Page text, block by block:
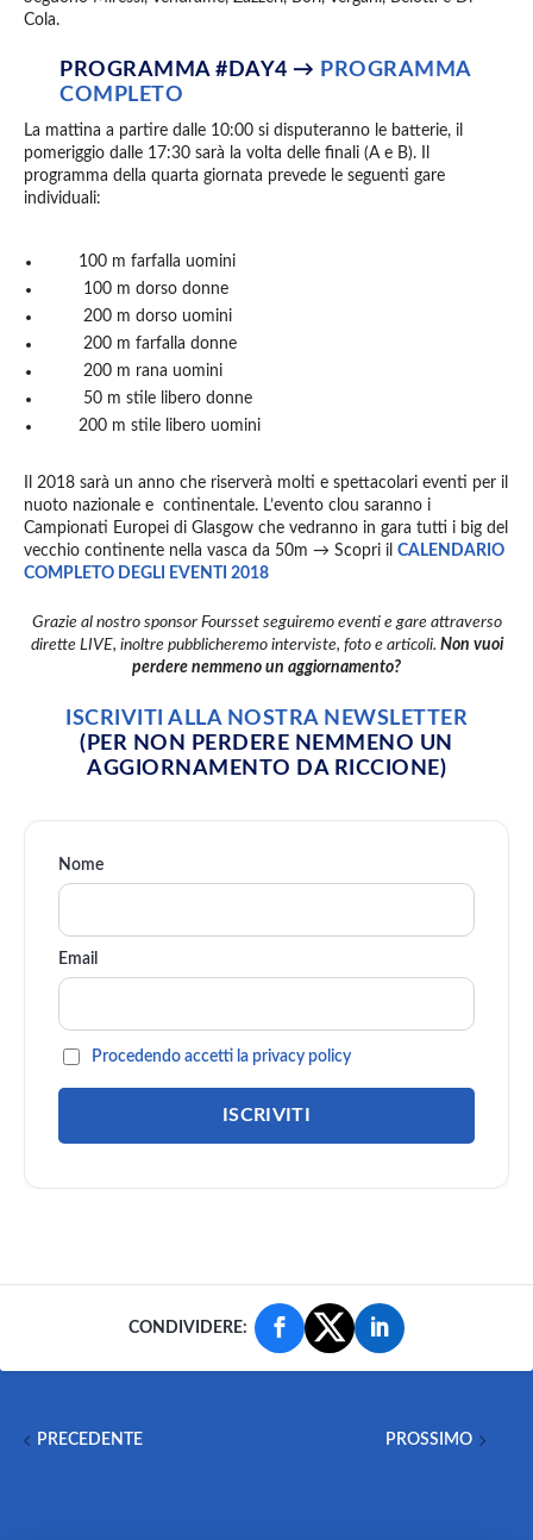
Cola.
PROGRAMMA #DAY4 → PROGRAMMA
COMPLETO
La mattina a partire dalle 10:00 si disputeranno le batterie, il
pomeriggio dalle 17:30 sarà la volta delle finali (A e B). Il
programma della quarta giornata prevede le seguenti gare
individuali:
100 m farfalla uomini
100 m dorso donne
200 m dorso uomini
200 m farfalla donne
200 m rana uomini
50 m stile libero donne
200 m stile libero uomini
Il 2018 sarà un anno che riserverà molti e spettacolari eventi per il
nuoto nazionale e continentale. L’evento clou saranno i
Campionati Europei di Glasgow che vedranno in gara tutti i big del
vecchio continente nella vasca da 50m → Scopri il CALENDARIO
COMPLETO DEGLI EVENTI 2018
Grazie al nostro sponsor Foursset seguiremo eventi e gare attraverso
dirette LIVE, inoltre pubblicheremo interviste, foto e articoli. Non vuoi
perdere nemmeno un aggiornamento?
ISCRIVITI ALLA NOSTRA NEWSLETTER
(PER NON PERDERE NEMMENO UN
AGGIORNAMENTO DA RICCIONE)
Nome
Email
Procedendo accetti la privacy policy
CONDIVIDERE:
PRECEDENTE PROSSIMO